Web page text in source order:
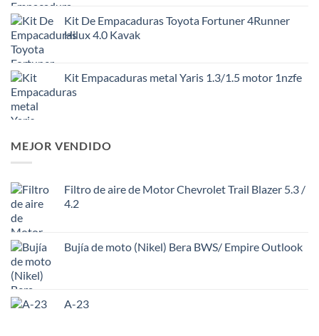
Kit De Empacaduras Toyota Fortuner 4Runner
Hilux 4.0 Kavak
Kit Empacaduras metal Yaris 1.3/1.5 motor 1nzfe
MEJOR VENDIDO
Filtro de aire de Motor Chevrolet Trail Blazer 5.3 /
4.2
Bujía de moto (Nikel) Bera BWS/ Empire Outlook
A-23